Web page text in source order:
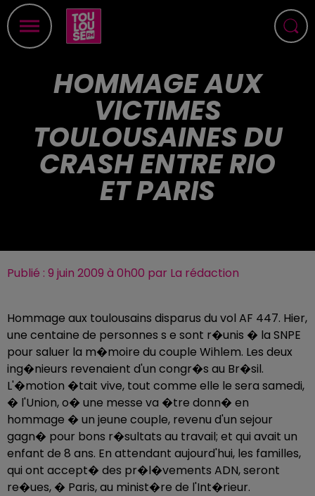
HOMMAGE AUX
VICTIMES
TOULOUSAINES DU
CRASH ENTRE RIO
ET PARIS
Publié : 9 juin 2009 à 0h00 par La rédaction
Hommage aux toulousains disparus du vol AF 447. Hier,
une centaine de personnes s e sont r�unis � la SNPE
pour saluer la m�moire du couple Wihlem. Les deux
ing�nieurs revenaient d'un congr�s au Br�sil.
L'�motion �tait vive, tout comme elle le sera samedi,
� l'Union, o� une messe va �tre donn� en
hommage � un jeune couple, revenu d'un sejour
gagn� pour bons r�sultats au travail; et qui avait un
enfant de 8 ans. En attendant aujourd'hui, les familles,
qui ont accept� des pr�l�vements ADN, seront
re�ues, � Paris, au minist�re de l'Int�rieur.